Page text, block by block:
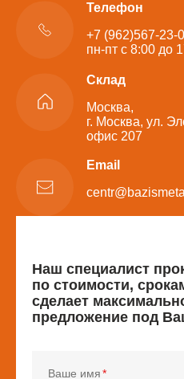
Телефон
+7 (962)567-23-
пн-пт с 8:00 до
Склад
Москва,
г. Москва, ул.
офис 207
Email
Наш специалист
по стоимости,
сделает
предложение под
Ваше имя